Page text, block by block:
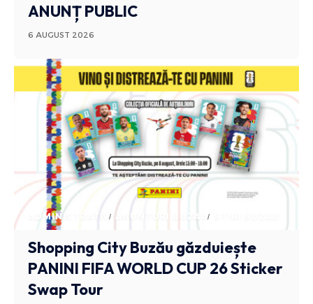
ANUNȚ PUBLIC
6 AUGUST 2026
ADMINISTRATIV ANUNTURI BUZAU
Shopping City Buzău găzduiește
PANINI FIFA WORLD CUP 26 Sticker
Swap Tour